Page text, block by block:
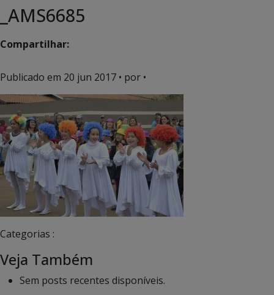
_AMS6685
Compartilhar:
Publicado em 20 jun 2017 • por •
Categorias :
Veja Também
Sem posts recentes disponíveis.